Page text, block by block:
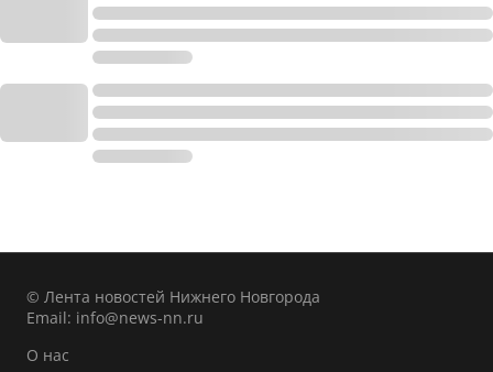
© Лента новостей Нижнего Новгорода
Email: info@news-nn.ru
О нас